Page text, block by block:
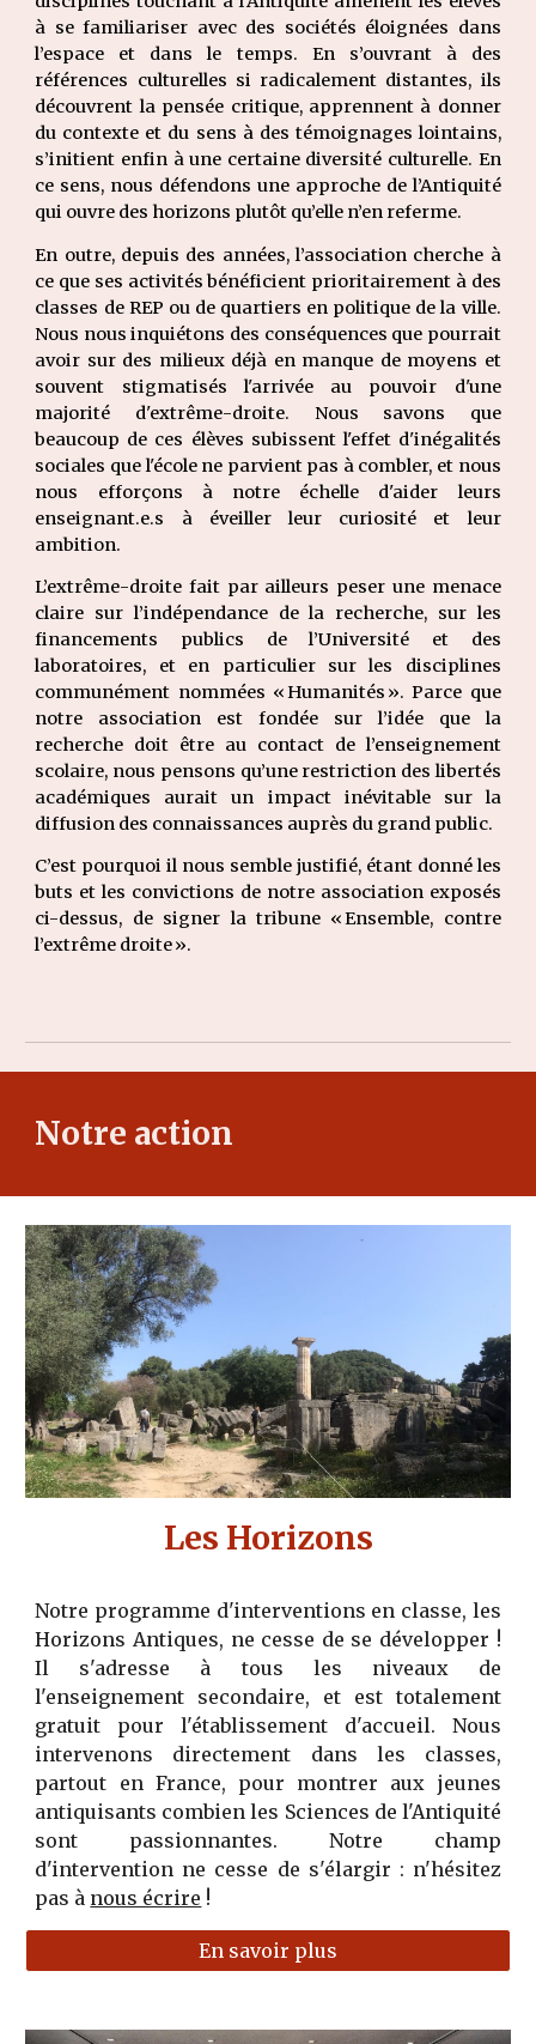
à se familiariser avec des sociétés éloignées dans
l’espace et dans le temps. En s’ouvrant à des
références culturelles si radicalement distantes, ils
découvrent la pensée critique, apprennent à donner
du contexte et du sens à des témoignages lointains,
s’initient enfin à une certaine diversité culturelle. En
ce sens, nous défendons une approche de l’Antiquité
qui ouvre des horizons plutôt qu’elle n’en referme.
En outre, depuis des années, l’association cherche à
ce que ses activités bénéficient prioritairement à des
classes de REP ou de quartiers en politique de la ville.
Nous nous inquiétons des conséquences que pourrait
avoir sur des milieux déjà en manque de moyens et
souvent stigmatisés l'arrivée au pouvoir d'une
majorité d'extrême-droite. Nous savons que
beaucoup de ces élèves subissent l'effet d'inégalités
sociales que l'école ne parvient pas à combler, et nous
nous efforçons à notre échelle d'aider leurs
enseignant.e.s à éveiller leur curiosité et leur
ambition.
L’extrême-droite fait par ailleurs peser une menace
claire sur l’indépendance de la recherche, sur les
financements publics de l’Université et des
laboratoires, et en particulier sur les disciplines
communément nommées « Humanités ». Parce que
notre association est fondée sur l’idée que la
recherche doit être au contact de l’enseignement
scolaire, nous pensons qu’une restriction des libertés
académiques aurait un impact inévitable sur la
diffusion des connaissances auprès du grand public.
C’est pourquoi il nous semble justifié, étant donné les
buts et les convictions de notre association exposés
ci-dessus, de signer la tribune « Ensemble, contre
l’extrême droite ».
Notre action
Les Horizons
Notre programme d'interventions en classe, les
Horizons Antiques, ne cesse de se développer !
Il s'adresse à tous les niveaux de
l'enseignement secondaire, et est totalement
gratuit pour l'établissement d'accueil. Nous
intervenons directement dans les classes,
partout en France, pour montrer aux jeunes
antiquisants combien les Sciences de l'Antiquité
sont passionnantes. Notre champ
d'intervention ne cesse de s'élargir : n'hésitez
pas à nous écrire !
En savoir plus